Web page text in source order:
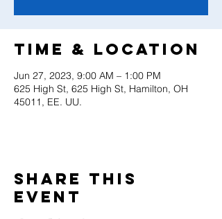
Time & Location
Jun 27, 2023, 9:00 AM – 1:00 PM
625 High St, 625 High St, Hamilton, OH
45011, EE. UU.
Share this
event